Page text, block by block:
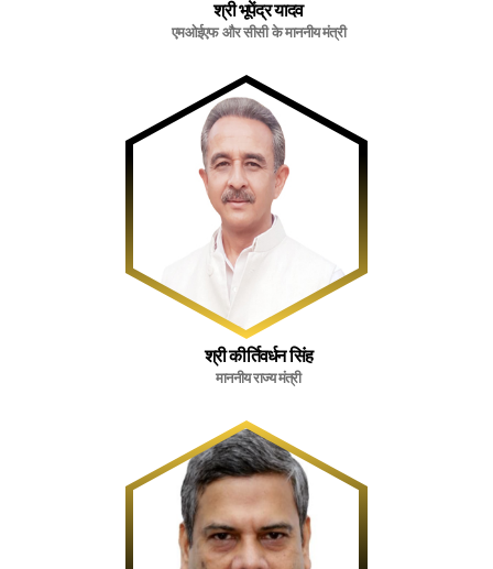
श्री भूपेंद्र यादव
एमओईएफ और सीसी के माननीय मंत्री
श्री कीर्तिवर्धन सिंह
माननीय राज्य मंत्री